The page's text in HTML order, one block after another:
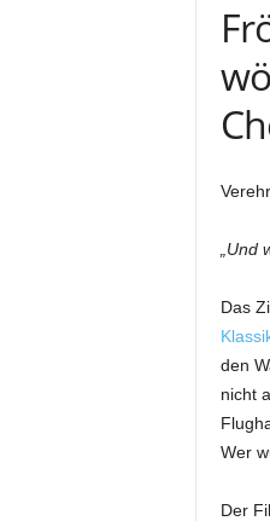
Das
den
nicht
Wer
Der